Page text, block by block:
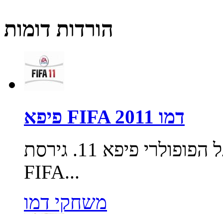
הורדות דומות
פיפא FIFA 2011 דמו
גירסת 2011 למשחק הכדורגל הפופולרי פיפא 11. גירסת
FIFA...
משחקי דמו